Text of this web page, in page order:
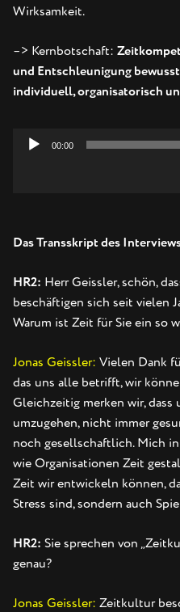
Wirksamkeit.
–> Kernbotschaft:
und Entschleunigung
individuell, organisatorisch
00:00
Das Transskript des
HR2: Herr Geissler, schön,
beschäftigen sich seit vielen
Warum ist Zeit für Sie ein so
Jonas Geissler: Vielen Dank
das uns alle betrifft, wir
Gleichzeitig merken wir, dass
umzugehen, nicht immer
noch gesellschaftlich. Mich
wie Organisationen Zeit
Zeit wir entwickeln können,
Stress sind, sondern auch
HR2: Sie sprechen von
genau?
Jonas Geissler: Zeitkultur